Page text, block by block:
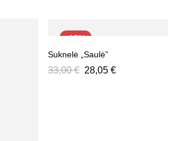
-15%
Suknelė „Saulė”
33,00€ 28,05 €